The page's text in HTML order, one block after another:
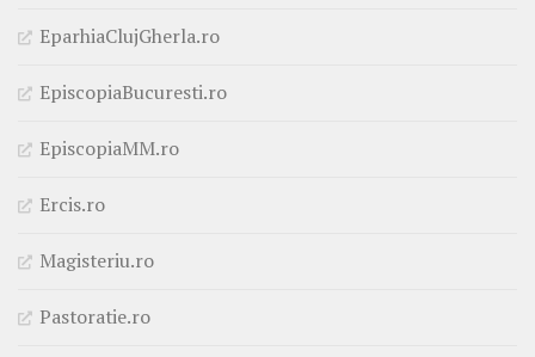
EparhiaClujGherla.ro
EpiscopiaBucuresti.ro
EpiscopiaMM.ro
Ercis.ro
Magisteriu.ro
Pastoratie.ro